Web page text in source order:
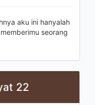
aku ini hanyalah
seorang
22